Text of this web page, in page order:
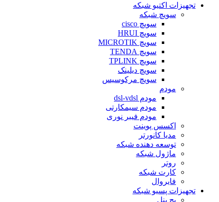
تجهیزات اکتیو شبکه
سویچ شبکه
سویچ cisco
سویچ HRUI
سویچ MICROTIK
سویچ TENDA
سویچ TPLINK
سویچ دیلینک
سویچ مرکوسیس
مودم
مودم dsl-vdsl
مودم سیمکارتی
مودم فیبر نوری
اکسس پوینت
مدیا کانورتر
توسعه دهنده شبکه
ماژول شبکه
روتر
کارت شبکه
فایروال
تجهیزات پسیو شبکه
پچ پنل